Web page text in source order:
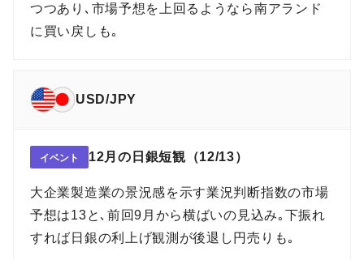
つつあり､市場予想を上回るようなら南アランド
に買い戻しも｡
USD/JPY
イベント 12月の日銀短観（12/13）
大企業製造業の景況感を示す業況判断指数の市場
予想は13と､前回9月から横ばいの見込み｡下振れ
すれば日銀の利上げ観測が後退し円売りも｡